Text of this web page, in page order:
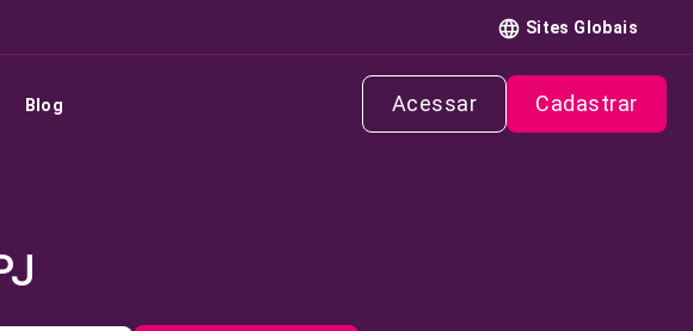
Sites Globais
Blog Acessar Cadastrar